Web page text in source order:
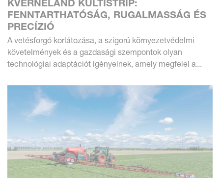
KVERNELAND KULTISTRIP:
FENNTARTHATÓSÁG, RUGALMASSÁG ÉS
PRECÍZIÓ
A vetésforgó korlátozása, a szigorú környezetvédelmi
követelmények és a gazdasági szempontok olyan
technológiai adaptációt igényelnek, amely megfelel a...